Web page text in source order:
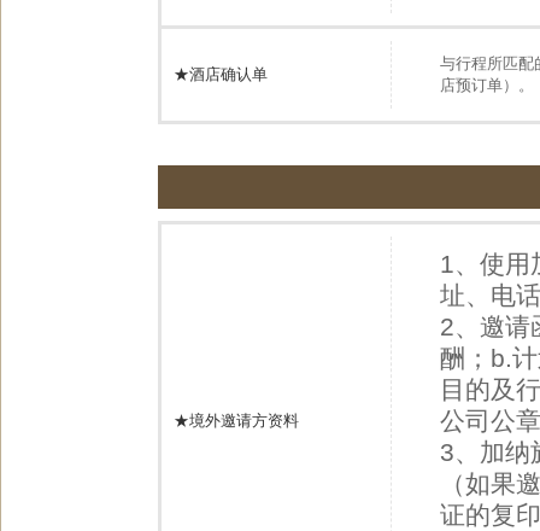
★酒店确认单
与行程所匹配
店预订单）。
★境外邀请方资料
1、使用
址、电
2、邀请
酬；b.
目的及
公司公
3、加纳
（如果
证的复